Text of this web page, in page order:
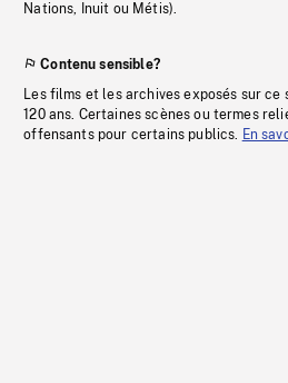
Nations, Inuit ou Métis).
Contenu sensible?
Les films et les archives exposés sur
120 ans. Certaines scènes ou termes
offensants pour certains publics. En